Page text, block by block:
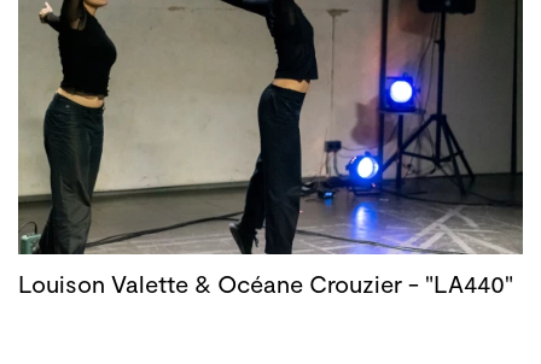
Louison Valette & Océane Crouzier - "LA440"